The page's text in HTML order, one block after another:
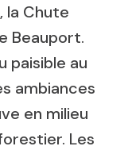
la Chute
Beauport.
paisible au
ambiances
en milieu
Les